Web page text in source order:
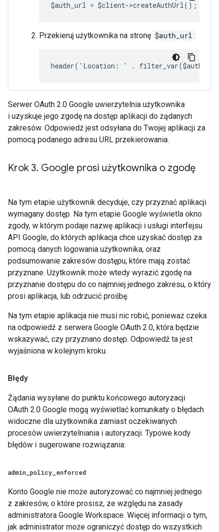
$auth_url = $client->createAuthUrl();
Przekieruj użytkownika na stronę $auth_url :
header('Location: ' . filter_var($auth_url,
Serwer OAuth 2.0 Google uwierzytelnia użytkownika
i uzyskuje jego zgodę na dostęp aplikacji do żądanych
zakresów. Odpowiedź jest odsyłana do Twojej aplikacji za
pomocą podanego adresu URL przekierowania.
Krok 3. Google prosi użytkownika o zgodę
Na tym etapie użytkownik decyduje, czy przyznać aplikacji
wymagany dostęp. Na tym etapie Google wyświetla okno
zgody, w którym podaje nazwę aplikacji i usługi interfejsu
API Google, do których aplikacja chce uzyskać dostęp za
pomocą danych logowania użytkownika, oraz
podsumowanie zakresów dostępu, które mają zostać
przyznane. Użytkownik może wtedy wyrazić zgodę na
przyznanie dostępu do co najmniej jednego zakresu, o który
prosi aplikacja, lub odrzucić prośbę.
Na tym etapie aplikacja nie musi nic robić, ponieważ czeka
na odpowiedź z serwera Google OAuth 2.0, która będzie
wskazywać, czy przyznano dostęp. Odpowiedź ta jest
wyjaśniona w kolejnym kroku.
Błędy
Żądania wysyłane do punktu końcowego autoryzacji
OAuth 2.0 Google mogą wyświetlać komunikaty o błędach
widoczne dla użytkownika zamiast oczekiwanych
procesów uwierzytelniania i autoryzacji. Typowe kody
błędów i sugerowane rozwiązania:
admin policy enforced
Konto Google nie może autoryzować co najmniej jednego
z zakresów, o które prosisz, ze względu na zasady
administratora Google Workspace. Więcej informacji o tym,
jak administrator może ograniczyć dostęp do wszystkich